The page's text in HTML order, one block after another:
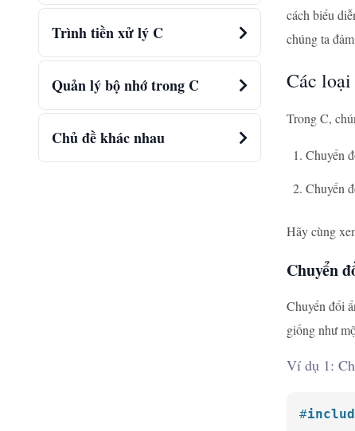
Trình tiền xử lý C
Quản lý bộ nhớ trong C
Chủ đề khác nhau
cách biểu
chúng ta
Các
Trong C,
Chuyển
Chuyển
Hãy cùng
Chuyển
Chuyển đổi
giống như
Ví dụ 1:
#